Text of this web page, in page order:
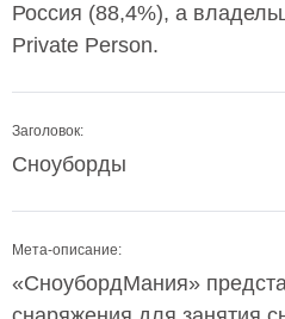
Россия (88,4%), а
Private Person.
Заголовок:
Сноуборды
Мета-описание:
«СноубордМания»